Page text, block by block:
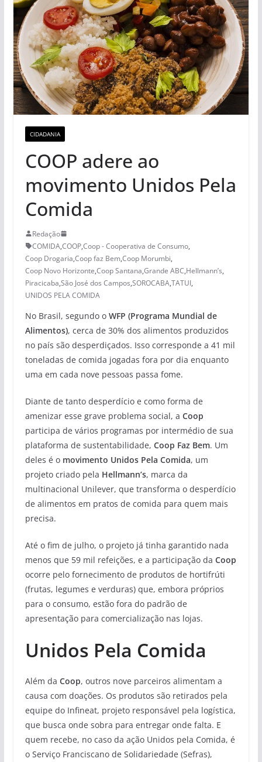
CIDADANIA
COOP adere ao
movimento Unidos Pela
Comida
Redação
COMIDA,COOP,Coop - Cooperativa de Consumo,
Coop Drogaria,Coop faz Bem,Coop Morumbi,
Coop Novo Horizonte,Coop Santana,Grande ABC,Hellmann’s,
Piracicaba,São José dos Campos,SOROCABA,TATUI,
UNIDOS PELA COMIDA
No Brasil, segundo o WFP (Programa Mundial de
Alimentos), cerca de 30% dos alimentos produzidos
no país são desperdiçados. Isso corresponde a 41 mil
toneladas de comida jogadas fora por dia enquanto
uma em cada nove pessoas passa fome.
Diante de tanto desperdício e como forma de
amenizar esse grave problema social, a Coop
participa de vários programas por intermédio de sua
plataforma de sustentabilidade, Coop Faz Bem. Um
deles é omovimento Unidos Pela Comida, um
projeto criado pela Hellmann’s, marca da
multinacional Unilever, que transforma o desperdício
de alimentos em pratos de comida para quem mais
precisa.
Até o fim de julho, o projeto já tinha garantido nada
menos que 59 mil refeições, e a participação da Coop
ocorre pelo fornecimento de produtos de hortifrúti
(frutas, legumes e verduras) que, embora próprios
para o consumo, estão fora do padrão de
apresentação para comercialização nas lojas.
Unidos Pela Comida
Além da Coop, outros nove parceiros alimentam a
causa com doações. Os produtos são retirados pela
equipe do Infineat, projeto responsável pela logística,
que busca onde sobra para entregar onde falta. E
quem recebe, no caso da ação Unidos pela Comida, é
o Serviço Franciscano de Solidariedade (Sefras),